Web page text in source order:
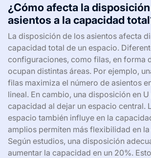
¿Cómo afecta la
asientos a la capacidad
La disposición de los asientos afecta
capacidad total de un espacio.
configuraciones, como filas, en forma
ocupan distintas áreas. Por ejemplo,
filas maximiza el número de asientos
lineal. En cambio, una disposición en
capacidad al dejar un espacio central.
espacio también influye en la
amplios permiten más flexibilidad en
Según estudios, una disposición
aumentar la capacidad en un 20%.